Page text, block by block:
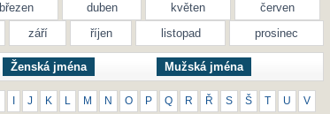
březen duben květen
červen
září říjen listopad prosinec
Ženská jména Mužská jména
J K M N O P Q R Ř S Š U V